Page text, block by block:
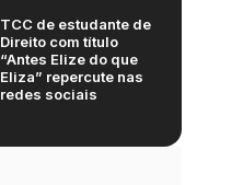
TCC de estudante de
Direito com título
“Antes Elize do que
Eliza” repercute nas
redes sociais